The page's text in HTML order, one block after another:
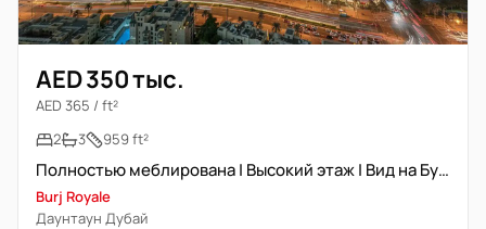
AED 350 тыс.
AED 365 / ft²
2
3 959 ft²
Полностью меблирована | Высокий этаж | Вид на Бурж Халифа
Burj Royale
Даунтаун Дубай